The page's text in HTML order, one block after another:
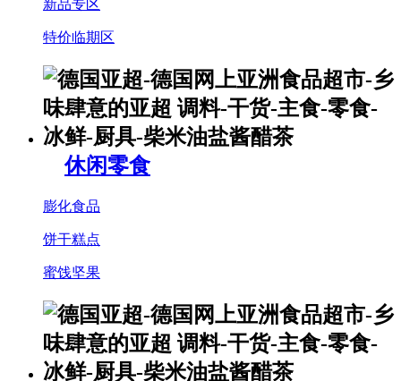
新品专区
特价临期区
休闲零食
膨化食品
饼干糕点
蜜饯坚果